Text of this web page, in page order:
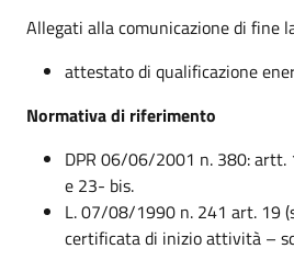
Allegati alla comunicazione di fine
attestato di qualificazione
Normativa di riferimento
DPR 06/06/2001 n. 380: artt.
e 23- bis.
L. 07/08/1990 n. 241 art. 19
certificata di inizio attività –